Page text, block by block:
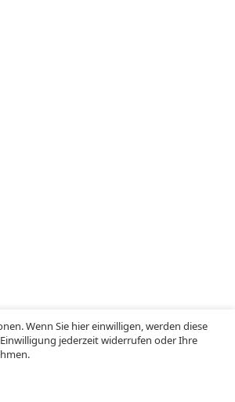
Wenn Sie hier einwilligen, werden diese
jederzeit widerrufen oder Ihre